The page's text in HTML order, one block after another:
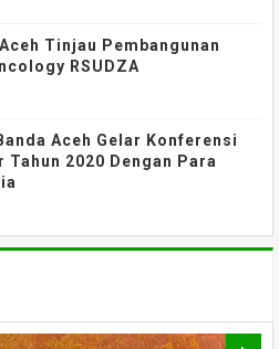
Tinjau Pembangunan
RSUDZA
Aceh Gelar Konferensi
Tahun 2020 Dengan Para